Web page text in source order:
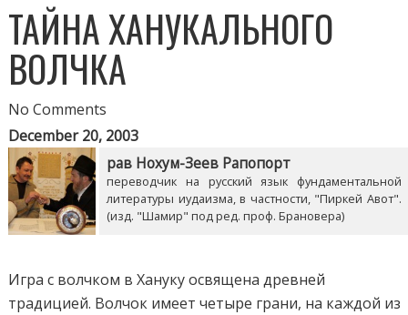
ТАЙНА ХАНУКАЛЬНОГО
ВОЛЧКА
No Comments
December 20, 2003
рав Нохум-Зеев Рапопорт
переводчик на русский язык фундаментальной
литературы иудаизма, в частности, "Пиркей Авот".
(изд. "Шамир" под ред. проф. Брановера)
Игра с волчком в Хануку освящена древней
традицией. Волчок имеет четыре грани, на каждой из